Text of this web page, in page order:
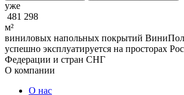
уже
481 298
м²
виниловых напольных покрытий ВиниПол
успешно эксплуатируется на просторах
Федерации и стран СНГ
О компании
О нас